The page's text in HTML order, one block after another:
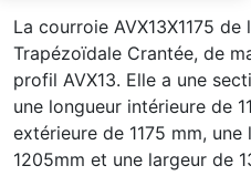
La courroie AVX13X1175
Trapézoïdale Crantée, de
profil AVX13. Elle a une
une longueur intérieure de
extérieure de 1175 mm,
1205mm et une largeur de